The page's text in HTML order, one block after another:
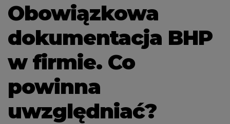
Obowiązkowa
dokumentacja BHP
w firmie. Co
powinna
uwzględniać?